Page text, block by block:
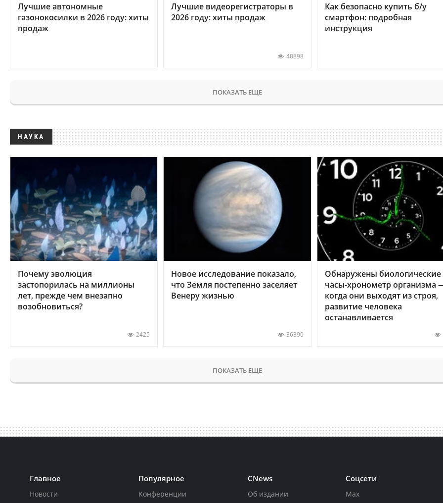
Лучшие автономные
газонокосилки в 2026 году: хиты
продаж
Лучшие видеорегистраторы в
2026 году: хиты продаж
48898
Как безопасно купить б/у
смартфон: подробная
инструкция
ПОКАЗАТЬ ЕЩЕ
НАУКА
Почему эволюция
застопорилась на миллионы
лет, прежде чем внезапно
возобновиться?
2425
Новое исследование показало,
что Земля постепенно заселяет
Венеру жизнью
36390
Обнаружены биологические
часы-хронометр организма
когда они выходят из строя,
развитие человека
останавливается
ПОКАЗАТЬ ЕЩЕ
Главное
Новости
Популярное
Конференции
CNews
Об издании
Соцсети
Max